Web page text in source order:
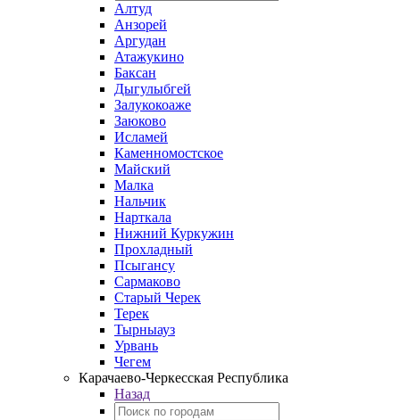
Алтуд
Анзорей
Аргудан
Атажукино
Баксан
Дыгулыбгей
Залукокоаже
Заюково
Исламей
Каменномостское
Майский
Малка
Нальчик
Нарткала
Нижний Куркужин
Прохладный
Псыгансу
Сармаково
Старый Черек
Терек
Тырныауз
Урвань
Чегем
Карачаево-Черкесская Республика
Назад